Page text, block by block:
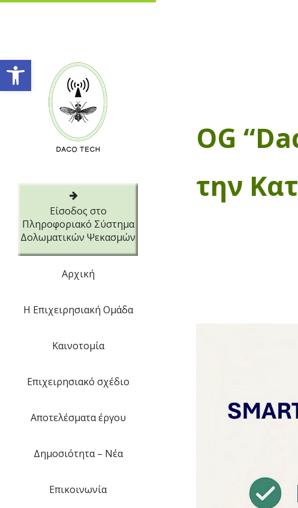
Ανοίξτε τη γραμμή εργαλείων
Είσοδος στο
Πληροφοριακό Σύστημα
Δολωματικών Ψεκασμών
Αρχική
H Eπιχειρησιακή Ομάδα
Kαινοτομία
Επιχειρησιακό σχέδιο
Αποτελέσματα έργου
Δημοσιότητα – Νέα
Επικοινωνία
OG
την